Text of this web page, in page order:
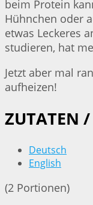
beim Protein
Hühnchen oder
etwas Leckeres
studieren, hat
Jetzt aber mal
aufheizen!
ZUTATEN
Deutsch
English
(2 Portionen)